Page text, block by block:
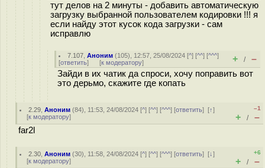
тут делов на 2 минуты - добавить автоматическую
загрузку выбранной пользователем кодировки !!! я
если найду этот кусок кода загрузки - сам
исправлю
7.107 ,Аноним (105), 12:57, 25/08/2024 [^] [^^] [^^^]
[ответить] [к модератору] + / –
Зайди в их чатик да спроси, хочу поправить вот
это дерьмо, скажите где копать
2.29 ,Аноним (84), 11:53, 24/08/2024 [^] [^^] [^^^] [ответить][↑]
[к модератору]
–1
+ / –
far2l
2.30 ,Аноним (30), 11:58, 24/08/2024 [^] [^^] [^^^] [ответить][↓]
[к модератору]
+6
+ / –